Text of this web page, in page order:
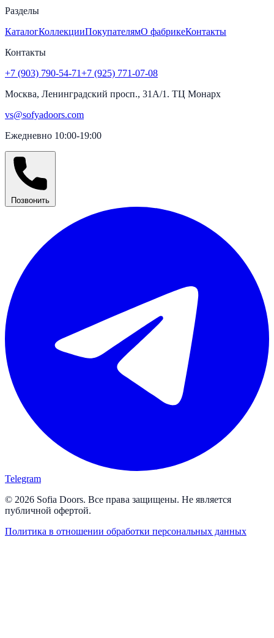
Разделы
КаталогКоллекцииПокупателямО фабрикеКонтакты
Контакты
+7 (903) 790-54-71+7 (925) 771-07-08
Москва, Ленинградский просп., 31А/1. ТЦ Монарх
vs@sofyadoors.com
Ежедневно 10:00-19:00
Позвонить
Telegram
© 2026 Sofia Doors. Все права защищены. Не является
публичной офертой.
Политика в отношении обработки персональных данных